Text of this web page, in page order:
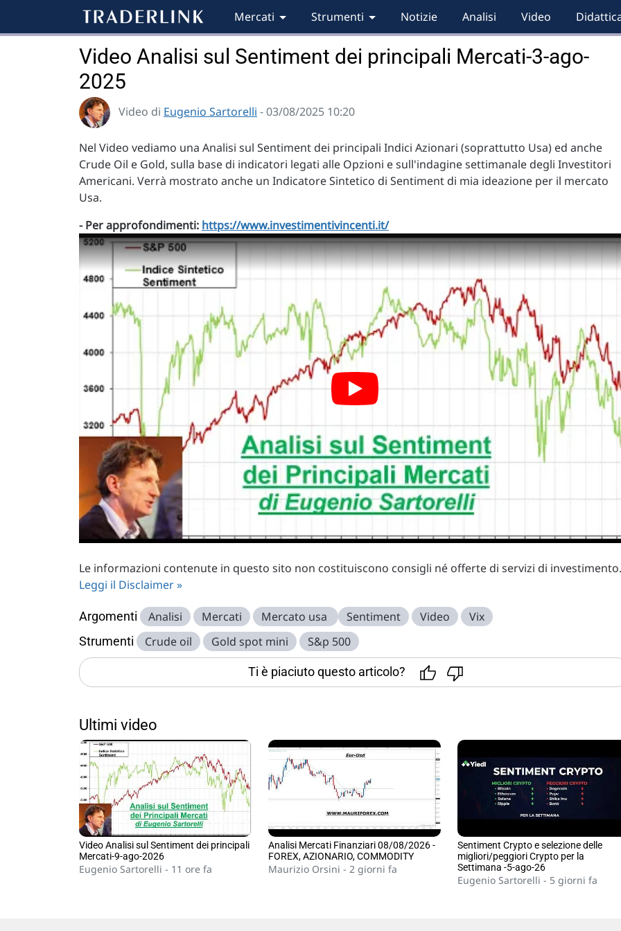
Mercati Strumenti Notizie Analisi Video
Video Analisi sul Sentiment dei principali Mercati-3-ago-
2025
Video di Eugenio Sartorelli - 03/08/2025 10:20
Nel Video vediamo una Analisi sul Sentiment dei principali Indici Azionari (soprattutto Usa) ed anche
Crude Oil e Gold, sulla base di indicatori legati alle Opzioni e sull'indagine settimanale degli Investitori
Americani. Verrà mostrato anche un Indicatore Sintetico di Sentiment di mia ideazione per il mercato
Usa.
- Per approfondimenti: https://www.investimentivincenti.it/
Le informazioni contenute in questo sito non costituiscono consigli né offerte di servizi di investimento.
Leggi il Disclaimer »
Argomenti Analisi Mercati Mercato usa Sentiment Video Vix
Strumenti Crude oil Gold spot mini S&p 500
Ti è piaciuto questo articolo?
Ultimi video
Video Analisi sul Sentiment dei principali
Mercati-9-ago-2026
Eugenio Sartorelli - 11 ore fa
Analisi Mercati Finanziari 08/08/2026 -
FOREX, AZIONARIO, COMMODITY
Maurizio Orsini - 2 giorni fa
Sentiment Crypto e selezione delle
migliori/peggiori Crypto per la
Settimana -5-ago-26
Eugenio Sartorelli - 5 giorni fa